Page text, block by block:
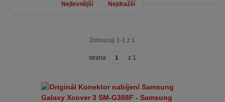
Nejlevnější Nejdražší
Zobrazuji 1-1 z 1
strana z 1